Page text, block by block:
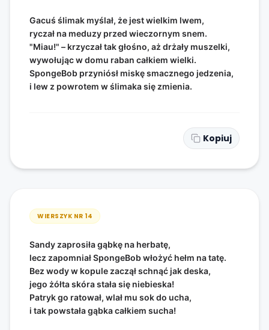
Gacuś ślimak myślał, że jest wielkim lwem,
ryczał na meduzy przed wieczornym snem.
"Miau!" – krzyczał tak głośno, aż drżały muszelki,
wywołując w domu raban całkiem wielki.
SpongeBob przyniósł miskę smacznego jedzenia,
i lew z powrotem w ślimaka się zmienia.
Kopiuj
WIERSZYK NR 14
Sandy zaprosiła gąbkę na herbatę,
lecz zapomniał SpongeBob włożyć hełm na tatę.
Bez wody w kopule zaczął schnąć jak deska,
jego żółta skóra stała się niebieska!
Patryk go ratował, wlał mu sok do ucha,
i tak powstała gąbka całkiem sucha!